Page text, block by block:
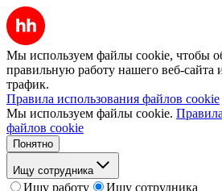
Мы используем файлы cookie, чтобы
правильную работу нашего веб-сайта
трафик.
Правила использования файлов cookie
Мы используем файлы cookie.
файлов cookie
Понятно
Ищу сотрудника
Ищу работу
Ищу сотрудника